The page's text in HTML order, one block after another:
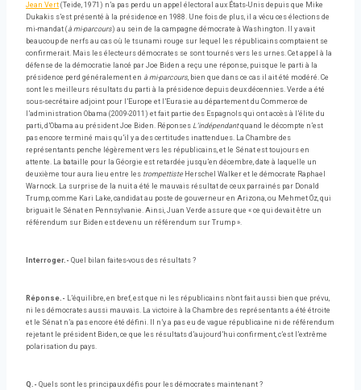
Jean Vert (Teide, 1971) n’a pas perdu un appel électoral aux États-Unis depuis que Mike
Dukakis s’est présenté à la présidence en 1988. Une fois de plus, il a vécu ces élections de
mi-mandat ( à mi-parcours) au sein de la campagne démocrate à Washington. Il y avait
beaucoup de nerfs au cas où le tsunami rouge sur lequel les républicains comptaient se
confirmerait. Mais les électeurs démocrates se sont tournés vers les urnes. Cet appel à la
défense de la démocratie lancé par Joe Biden a reçu une réponse, puisque le parti à la
présidence perd généralement en à mi-parcours, bien que dans ce cas il ait été modéré. Ce
sont les meilleurs résultats du parti à la présidence depuis deux décennies. Verde a été
sous-secrétaire adjoint pour l’Europe et l’Eurasie au département du Commerce de
l’administration Obama (2009-2011) et fait partie des Espagnols qui ont accès à l’élite du
parti, d’Obama au président Joe Biden. Réponses L’indépendantquand le décompte n’est
pas encore terminé mais qu’il y a des certitudes inattendues. La Chambre des
représentants penche légèrement vers les républicains, et le Sénat est toujours en
attente. La bataille pour la Géorgie est retardée jusqu’en décembre, date à laquelle un
deuxième tour aura lieu entre les trompettiste Herschel Walker et le démocrate Raphael
Warnock. La surprise de la nuit a été le mauvais résultat de ceux parrainés par Donald
Trump, comme Kari Lake, candidat au poste de gouverneur en Arizona, ou Mehmet Öz, qui
briguait le Sénat en Pennsylvanie. Ainsi, Juan Verde assure que « ce qui devait être un
référendum sur Biden est devenu un référendum sur Trump ».
Interroger.- Quel bilan faites-vous des résultats ?
Réponse.- L’équilibre, en bref, est que ni les républicains n’ont fait aussi bien que prévu,
ni les démocrates aussi mauvais. La victoire à la Chambre des représentants a été étroite
et le Sénat n’a pas encore été défini. Il n’y a pas eu de vague républicaine ni de référendum
rejetant le président Biden, ce que les résultats d’aujourd’hui confirment, c’est l’extrême
polarisation du pays.
Q.- Quels sont les principaux défis pour les démocrates maintenant ?